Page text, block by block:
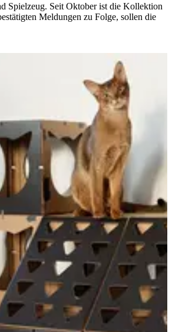
Spielzeug. Seit Oktober ist die Kollektion
Meldungen zu Folge, sollen die